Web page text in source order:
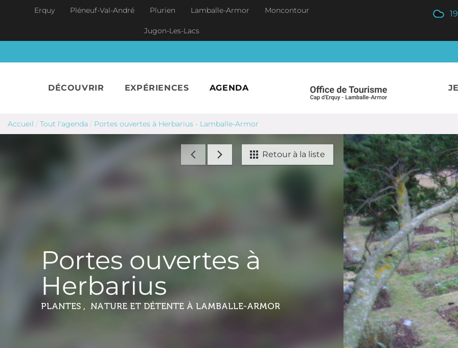
Aller au contenu principal
Erquy Pléneuf-Val-André Plurien Lamballe-Armor Moncontour
Jugon-Les-Lacs
19
DÉCOUVRIR EXPÉRIENCES AGENDA
Accueil / Tout l'agenda / Portes ouvertes à Herbarius - Lamballe-Armor
Retour à la liste
Portes ouvertes à
Herbarius
PLANTES , NATURE ET DÉTENTE À LAMBALLE-ARMOR